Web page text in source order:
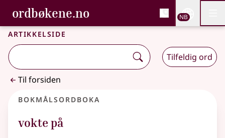
Gå til hovedinnhold
Tilgjengelighet
ordbøkene.no, Bokmålsordboka og
Bokmålsordboka og Nynorskordboka
NB
Artikkelside
Tilfeldig ord
Til forsiden
Bokmålsordboka
vokte på